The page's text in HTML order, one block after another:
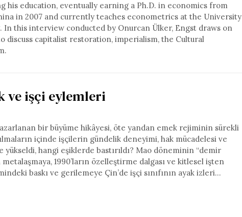
his education, eventually earning a Ph.D. in economics from
in 2007 and currently teaches econometrics at the University
this interview conducted by Onurcan Ülker, Engst draws on
discuss capitalist restoration, imperialism, the Cultural
ve işçi eylemleri
bir büyüme hikâyesi, öte yandan emek rejiminin sürekli
içinde işçilerin gündelik deneyimi, hak mücadelesi ve
hangi eşiklerde bastırıldı? Mao döneminin “demir
1990’ların özelleştirme dalgası ve kitlesel işten
baskı ve gerilemeye Çin’de işçi sınıfının ayak izleri…